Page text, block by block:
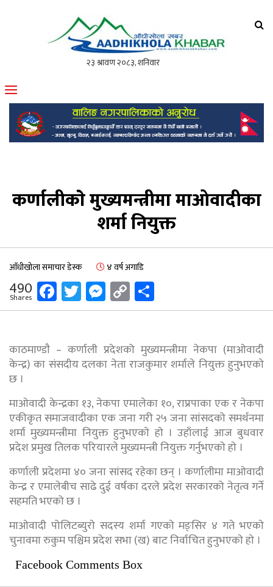
मोफसलकै लोकप्रिय अनलाइन पत्रिका
कर्णालीकाे मुख्यमन्त्रीमा माओवादीका
शर्मा नियुक्त
आँधीखोला समाचार डेस्क ४ वर्ष अगाडि
490
Shares Facebook
Twitter
Messenger
Copy
Link
काठमाण्डाै – कर्णाली प्रदेशको मुख्यमन्त्रीमा नेकपा (माओवादी
केन्द्र) का संसदीय दलका नेता राजकुमार शर्माले नियुक्त हुनुभएकाे
छ ।
माओवादी केन्द्रका १३, नेकपा एमालेका १०, राप्रपाका एक र नेकपा
एकीकृत समाजवादीका एक जना गरी २५ जना सांसदको समर्थनमा
शर्मा मुख्यमन्त्रीमा नियुक्त हुनुभएकाे हाे । उहाँलाई आज बुधवार
प्रदेश प्रमुख तिलक परियारले मुख्यमन्त्री नियुक्त गर्नुभएकाे हाे ।
कर्णाली प्रदेशमा ४० जना सांसद रहेका छन् । कर्णालीमा माओवादी
केन्द्र र एमालेबीच साढे दुई वर्षका दरले प्रदेश सरकारको नेतृत्व गर्ने
सहमति भएको छ ।
माओवादी पोलिटब्युराे सदस्य शर्मा गएकाे मङ्सिर ४ गते भएकाे
चुनावमा रुकुम पश्चिम प्रदेश सभा (ख) बाट निर्वाचित हुनुभएकाे हाे ।
Facebook Comments Box